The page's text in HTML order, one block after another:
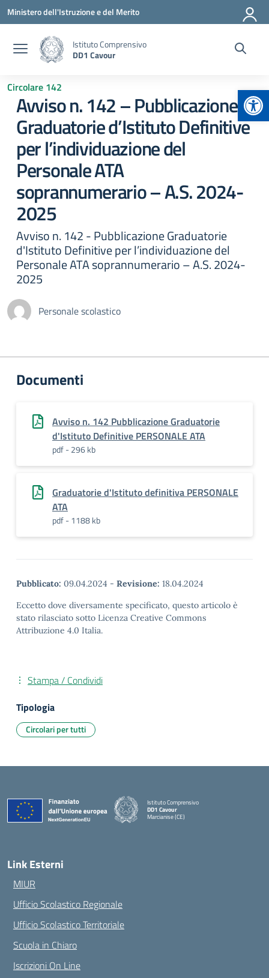
Vai ai contenuti
Vai al menu di navigazione
Vai al footer
Ministero dell'Istruzione e del Merito
Istituto Comprensivo
DD1 Cavour
Circolare 142
Avviso n. 142 – Pubblicazione
Graduatorie d’Istituto Definitive
per l’individuazione del
Personale ATA
soprannumerario – A.S. 2024-
2025
Avviso n. 142 - Pubblicazione Graduatorie
d'Istituto Definitive per l’individuazione del
Personale ATA soprannumerario – A.S. 2024-
2025
Personale scolastico
Documenti
Avviso n. 142 Pubblicazione Graduatorie
d'Istituto Definitive PERSONALE ATA
pdf - 296 kb
Graduatorie d'Istituto definitiva PERSONALE
ATA
pdf - 1188 kb
Pubblicato: 09.04.2024 - Revisione: 18.04.2024
Eccetto dove diversamente specificato, questo articolo è
stato rilasciato sotto Licenza Creative Commons
Attribuzione 4.0 Italia.
Stampa / Condividi
Tipologia
Circolari per tutti
Istituto Comprensivo
DD1 Cavour
Marcianise (CE)
Link Esterni
MIUR
Ufficio Scolastico Regionale
Ufficio Scolastico Territoriale
Scuola in Chiaro
Iscrizioni On Line